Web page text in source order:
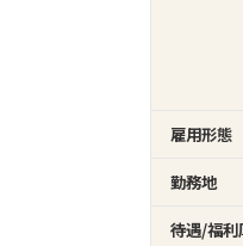
雇用形態
勤務地
待遇/福利